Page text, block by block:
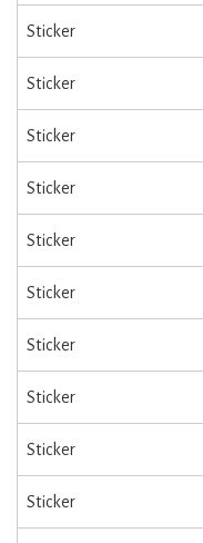
Sticker
Sticker
Sticker
Sticker
Sticker
Sticker
Sticker
Sticker
Sticker
Sticker